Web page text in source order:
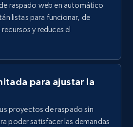
raspado web en automático
listas para funcionar, de
y reduces el
para ajustar la
proyectos de raspado sin
poder satisfacer las demandas